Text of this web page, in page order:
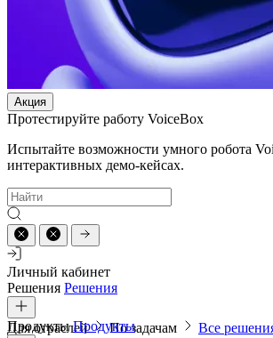
Акция
Протестируйте работу VoiceBox
Испытайте возможности умного робота
интерактивных демо-кейсах.
Личный кабинет
Решения Решения
Для отраслей По задачам Все
ПродуктыПродукты